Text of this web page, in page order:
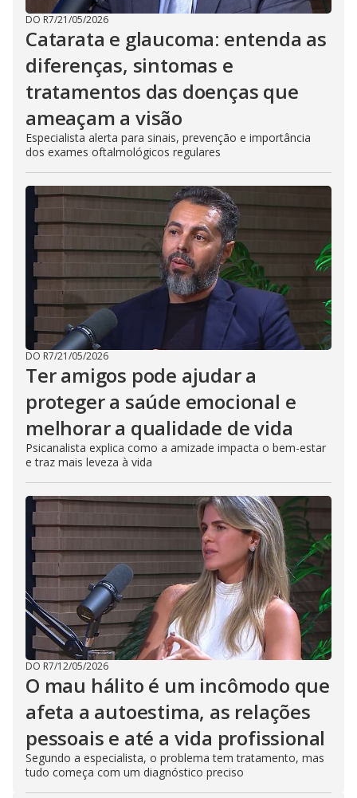
DO R7/21/05/2026
Catarata e glaucoma: entenda as
diferenças, sintomas e
tratamentos das doenças que
ameaçam a visão
Especialista alerta para sinais, prevenção e importância
dos exames oftalmológicos regulares
DO R7/21/05/2026
Ter amigos pode ajudar a
proteger a saúde emocional e
melhorar a qualidade de vida
Psicanalista explica como a amizade impacta o bem-estar
e traz mais leveza à vida
DO R7/12/05/2026
O mau hálito é um incômodo que
afeta a autoestima, as relações
pessoais e até a vida profissional
Segundo a especialista, o problema tem tratamento, mas
tudo começa com um diagnóstico preciso